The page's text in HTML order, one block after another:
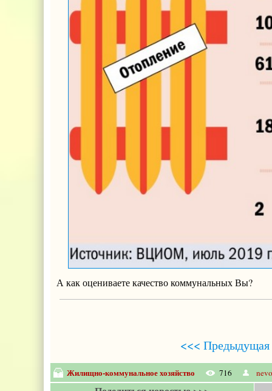
А как оцениваете качество коммунальных Вы?
<<< Предыдущая
Жилищно-коммунальное хозяйство 716